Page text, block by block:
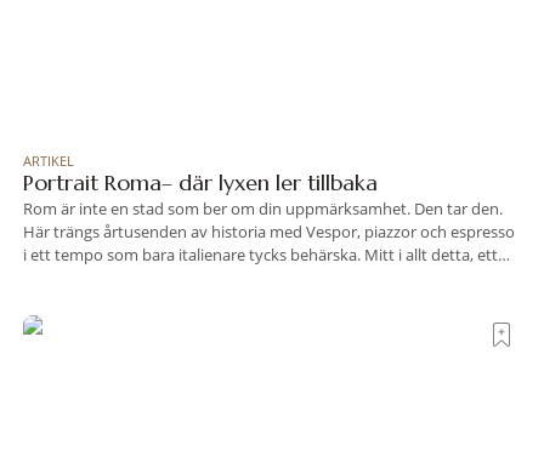
ARTIKEL
Portrait Roma– där lyxen ler tillbaka
Rom är inte en stad som ber om din uppmärksamhet. Den tar den.
Här trängs årtusenden av historia med Vespor, piazzor och espresso
i ett tempo som bara italienare tycks behärska. Mitt i allt detta, ett